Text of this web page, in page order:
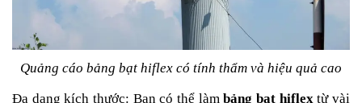
Quảng cáo bảng bạt hiflex có tính thẩm và hiệu quả cao
Đa dạng kích thước: Bạn có thể làm bảng bạt hiflex từ vài